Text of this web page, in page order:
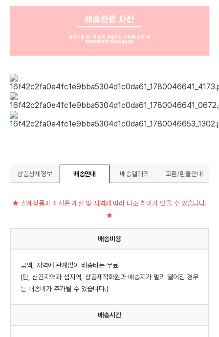
상품상세정보 배송안내 배송갤러리 교환/환불안내
★ 실제상품과 사진은 계절 및 지역에 따라 다소 차이가 있을 수 있습니다.
★
배송비용
금액, 지역에 관계없이 배송비는 무료
(단, 산간지역과 섬지역, 상품제작화원과 배송지가 멀리 떨어진 경우
는 배송비가 추가될 수 있습니다.)
배송시간